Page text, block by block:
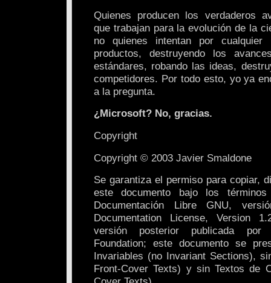
Quienes producen los verdaderos
que trabajan para la evolución de la
no quienes intentan por cualquier
productos, destruyendo los
estándares, robando las ideas,
competidores. Por todo esto, yo ya
a la pregunta.
¿Microsoft? No, gracias.
Copyright
Copyright © 2003 Javier Smaldone
Se garantiza el permiso para copiar,
este documento bajo los
Documentación Libre GNU,
Documentation License, Version
versión posterior publicada
Foundation; este documento se
Invariables (no Invariant Sections),
Front-Cover Texts) y sin Textos de